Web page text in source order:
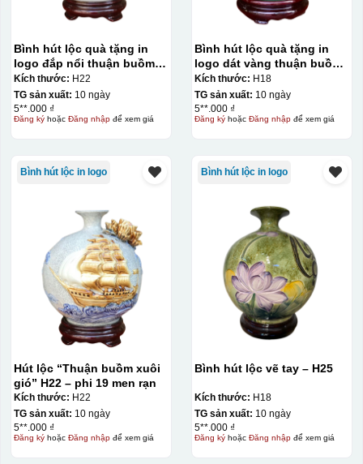
Bình hút lộc quà tặng in
logo đắp nổi thuận buồm
xuôi gió 22cm KQ-BHL20
Kích thước: H22
TG sản xuất: 10 ngày
5**.000 ₫
Đăng kýhoặc Đăng nhậpđể xem giá
Bình hút lộc quà tặng in
logo dát vàng thuận buồm
xuôi gió 18cm KQ-BHL11
Kích thước: H18
TG sản xuất: 10 ngày
5**.000 ₫
Đăng kýhoặc Đăng nhậpđể xem giá
Bình hút lộc in logo
Hút lộc “Thuận buồm xuôi
gió” H22 – phi 19 men rạn
Kích thước: H22
TG sản xuất: 10 ngày
5**.000 ₫
Đăng kýhoặc Đăng nhậpđể xem giá
Bình hút lộc in logo
Bình hút lộc vẽ tay – H25
Kích thước: H18
TG sản xuất: 10 ngày
5**.000 ₫
Đăng kýhoặc Đăng nhậpđể xem giá